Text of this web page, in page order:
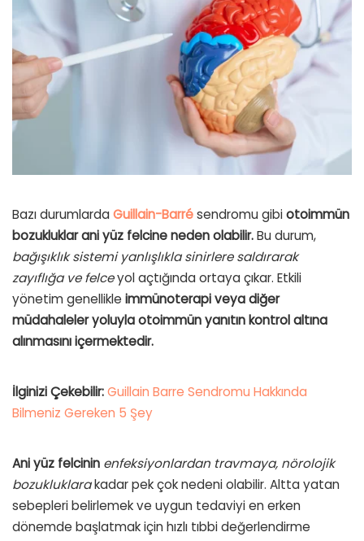
Bazı durumlarda Guillain-Barrésendromu gibiotoimmün
bozukluklar ani yüz felcine neden olabilir.Bu durum,
bağışıklık sistemi yanlışlıkla sinirlere saldırarak
zayıflığa ve felceyol açtığında ortaya çıkar. Etkili
yönetim genellikle immünoterapi veya diğer
müdahaleler yoluyla otoimmün yanıtın kontrol altına
alınmasını içermektedir.
İlginizi Çekebilir:Guillain Barre Sendromu Hakkında
Bilmeniz Gereken 5 Şey
Ani yüz felcinin enfeksiyonlardan travmaya, nörolojik
bozukluklarakadar pek çok nedeni olabilir. Altta yatan
sebepleri belirlemek ve uygun tedaviyi en erken
dönemde başlatmak için hızlı tıbbi değerlendirme